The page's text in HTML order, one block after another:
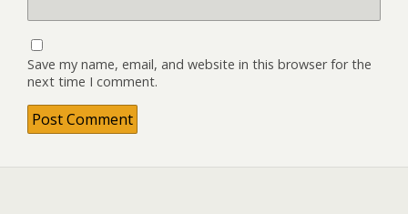
Save my name, email, and website in this browser for the
next time I comment.